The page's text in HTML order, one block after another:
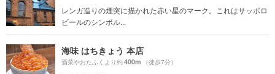
レンガ造りの煙突に描かれた赤い星のマーク。これはサッポロ
ビールのシンボル...
海味 はちきょう 本店
酒菜やおたふくより約400m （徒歩7分）